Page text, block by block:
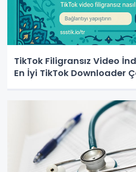
TikTok Filigransız Video
En İyi TikTok Downloader